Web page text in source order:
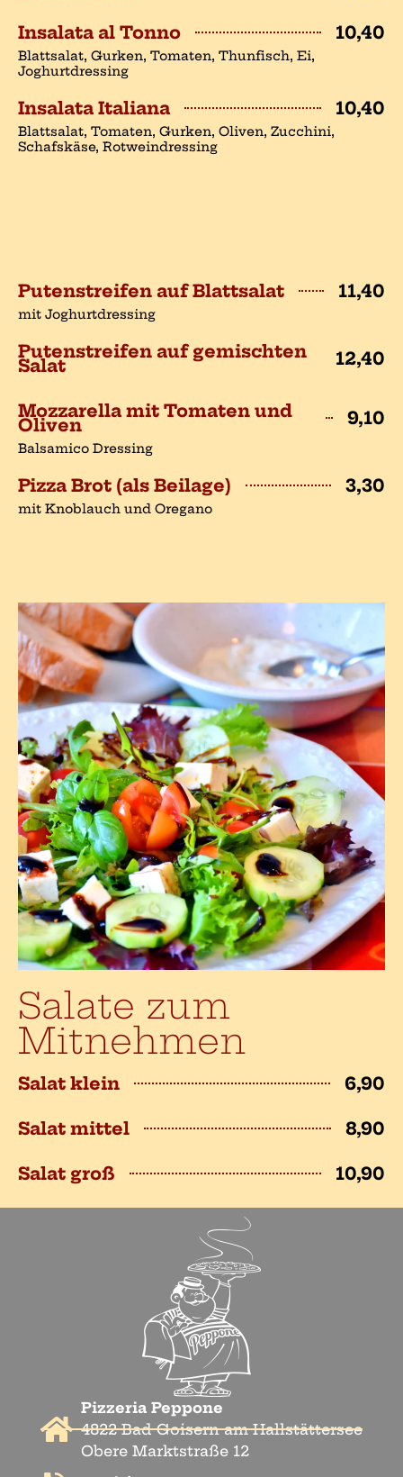
Insalata al Tonno 10,40
Blattsalat, Gurken, Tomaten, Thunfisch, Ei,
Joghurtdressing
Insalata Italiana 10,40
Blattsalat, Tomaten, Gurken, Oliven, Zucchini,
Schafskäse, Rotweindressing
Putenstreifen auf Blattsalat 11,40
mit Joghurtdressing
Putenstreifen auf gemischten
Salat 12,40
Mozzarella mit Tomaten und
Oliven 9,10
Balsamico Dressing
Pizza Brot (als Beilage) 3,30
mit Knoblauch und Oregano
Salate zum
Mitnehmen
Salat klein 6,90
Salat mittel 8,90
Salat groß 10,90
Pizzeria Peppone
4822 Bad Goisern am Hallstättersee
Obere Marktstraße 12